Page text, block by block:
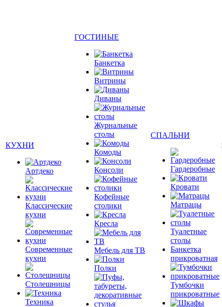
КУХНИ
Артдеко
Классические
кухни
Современные
кухни
Столешницы
Техника
ГОСТИНЫЕ
Банкетка
Витрины
Диваны
Журнальные
столы
Комоды
Консоли
Кофейные
столики
Кресла
Мебель для ТВ
Полки
СПАЛЬНИ
Гардеробные
Кровати
Матрацы
Туалетные
столы
Банкетка
прикроватная
Тумбочки
прикроватные